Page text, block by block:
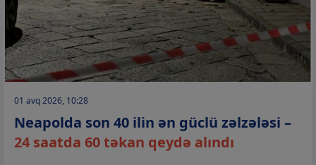
01 avq 2026, 10:28
Neapolda son 40 ilin ən güclü zəlzələsi –
24 saatda 60 təkan qeydə alındı